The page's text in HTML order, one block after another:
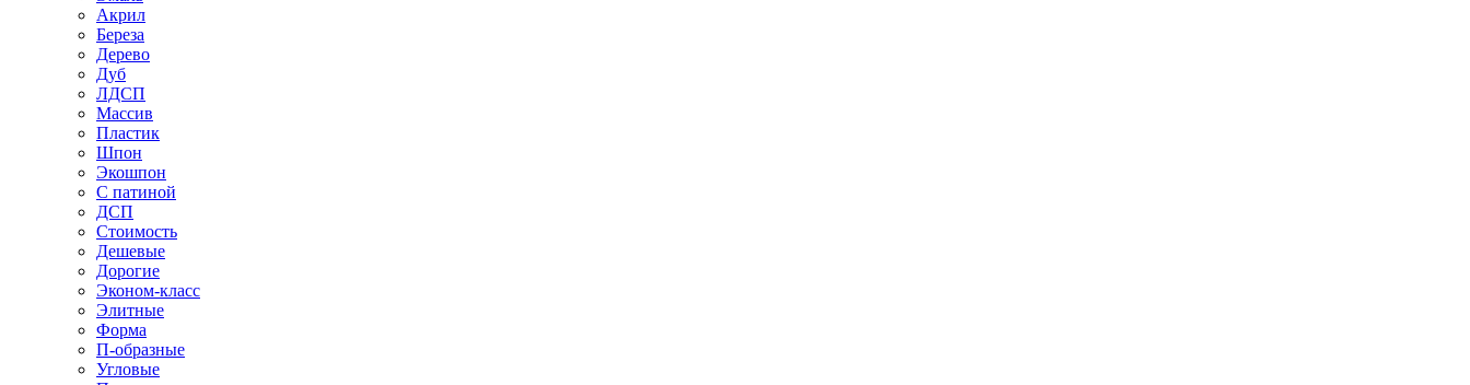
Акрил
Береза
Дерево
Дуб
ЛДСП
Массив
Пластик
Шпон
Экошпон
С патиной
ДСП
Стоимость
Дешевые
Дорогие
Эконом-класс
Элитные
Форма
П-образные
Угловые